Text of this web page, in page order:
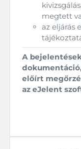
megtett
az eljárás
A
előírt
az eJelent